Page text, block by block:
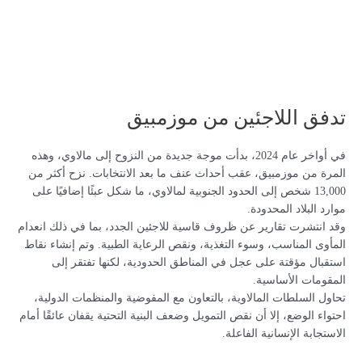
تدفق اللاجئين من موزمبيق
في أواخر عام 2024، بدأت موجة جديدة من النزوح إلى مالاوي، وهذه
المرة من موزمبيق، عقب أحداث عنف ما بعد الانتخابات. نزح أكثر من
13,000 شخص إلى الحدود الجنوبية لمالاوي، ما شكل عبئًا إضافيًا على
موارد البلاد المحدودة.
وقد انتشرت تقارير عن ظروف قاسية للاجئين الجدد، بما في ذلك انعدام
المأوى المناسب، وسوء التغذية، ونقص الرعاية الطبية. وتم إنشاء نقاط
استقبال مؤقتة على عجل في المناطق الحدودية، لكنها تفتقر إلى
المقومات الأساسية.
تحاول السلطات المالاوية، بالتعاون مع المفوضية والمنظمات الدولية،
احتواء الوضع، إلا أن نقص التمويل وضعف البنية التحتية يقفان عائقًا أمام
الاستجابة الإنسانية الفاعلة.